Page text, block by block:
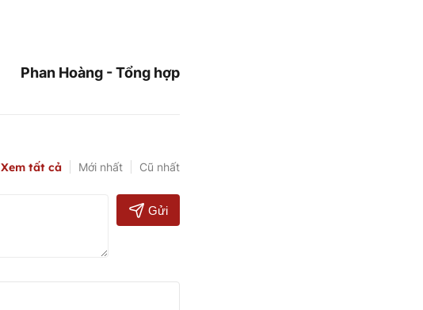
Phan Hoàng - Tổng hợp
Xem tất cả Mới nhất Cũ nhất
Gửi